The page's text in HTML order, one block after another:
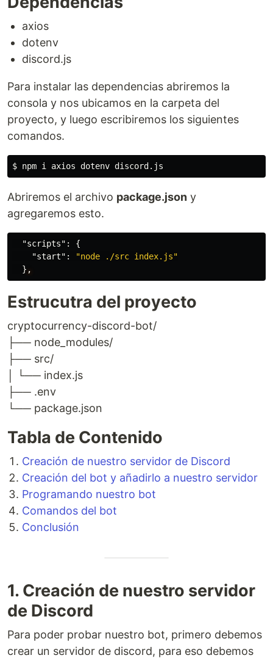
axios
dotenv
discord.js
Para instalar las dependencias abriremos la
consola y nos ubicamos en la carpeta del
proyecto, y luego escribiremos los siguientes
comandos.
$
Abriremos el archivo package.json y
agregaremos esto.
"scripts" :
{
"start" :
"node ./src index.js"
} ,
Estrucutra del proyecto
cryptocurrency-discord-bot/
├── node_modules/
├── src/
│ └── index.js
├── .env
└── package.json
Tabla de Contenido
Creación de nuestro servidor de Discord
Creación del bot y añadirlo a nuestro servidor
Programando nuestro bot
Comandos del bot
Conclusión
1. Creación de nuestro servidor
de Discord
Para poder probar nuestro bot, primero debemos
crear un servidor de discord, para eso debemos